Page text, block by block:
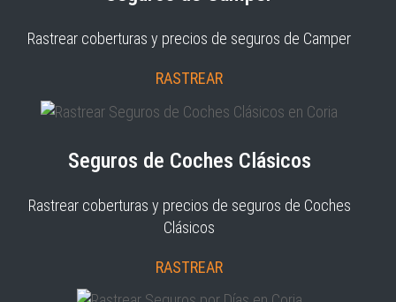
Rastrear coberturas y precios de seguros de Camper
RASTREAR
Seguros de Coches Clásicos
Rastrear coberturas y precios de seguros de Coches
Clásicos
RASTREAR